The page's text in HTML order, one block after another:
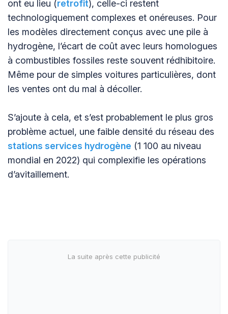
ont eu lieu (retrofit), celle-ci restent
technologiquement complexes et onéreuses. Pour
les modèles directement conçus avec une pile à
hydrogène, l’écart de coût avec leurs homologues
à combustibles fossiles reste souvent rédhibitoire.
Même pour de simples voitures particulières, dont
les ventes ont du mal à décoller.
S’ajoute à cela, et s’est probablement le plus gros
problème actuel, une faible densité du réseau des
stations services hydrogène (1 100 au niveau
mondial en 2022) qui complexifie les opérations
d’avitaillement.